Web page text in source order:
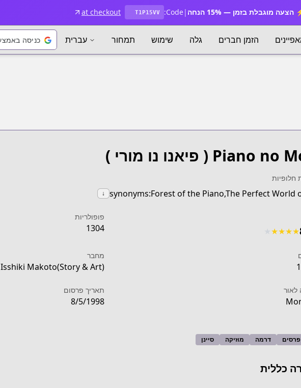
הצעה מוגבלת בזמן — 15% הנחה |
Code:
T1P15VV
at checkout
הזמן חברים גלה שימוש תמחור עברית
Piano no ( פיאנו נו מורי )
חלופיות
synonyms:Forest of the Piano,The Perfect World
↓
★
★
★
★
פופולריות
1304
מחבר
Isshiki Makoto(Story & Art)
לאור תאריך פרסום
8/5/1998
פרסים דרמה מוזיקה סיינן
כללית